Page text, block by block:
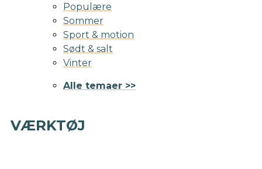
Populære
Sommer
Sport & motion
Sødt & salt
Vinter
Alle temaer >>
VÆRKTØJ